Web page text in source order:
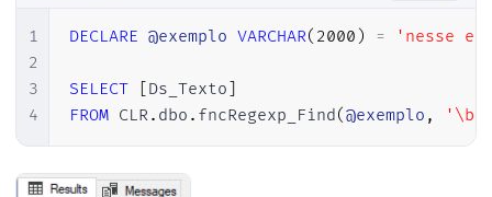
1
2
3
4
DECLARE @exemplo VARCHAR( 2000 ) = 'nesse
SELECT Ds_Texto
FROM CLR. dbo . fncRegexp_Find(@exemplo ,